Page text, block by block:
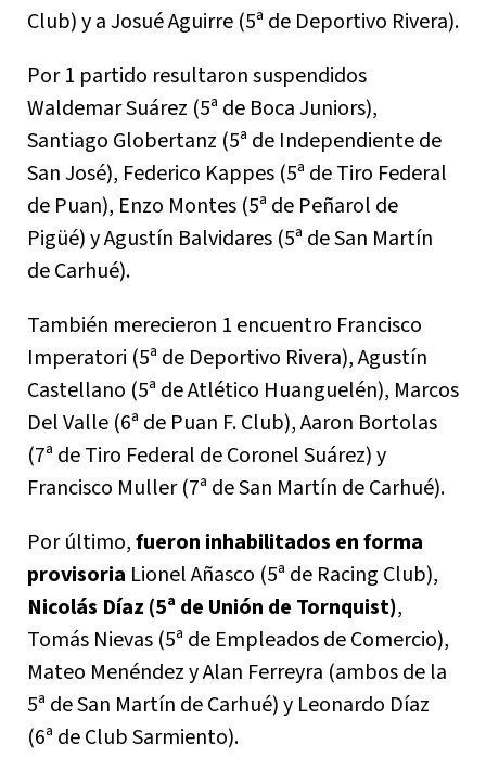
Club) y a Josué Aguirre (5ª de Deportivo Rivera).
Por 1 partido resultaron suspendidos
Waldemar Suárez (5ª de Boca Juniors),
Santiago Globertanz (5ª de Independiente de
San José), Federico Kappes (5ª de Tiro Federal
de Puan), Enzo Montes (5ª de Peñarol de
Pigüé) y Agustín Balvidares (5ª de San Martín
de Carhué).
También merecieron 1 encuentro Francisco
Imperatori (5ª de Deportivo Rivera), Agustín
Castellano (5ª de Atlético Huanguelén), Marcos
Del Valle (6ª de Puan F. Club), Aaron Bortolas
(7ª de Tiro Federal de Coronel Suárez) y
Francisco Muller (7ª de San Martín de Carhué).
Por último,fueron inhabilitados en forma
provisoria Lionel Añasco (5ª de Racing Club),
Nicolás Díaz (5ª de Unión de Tornquist),
Tomás Nievas (5ª de Empleados de Comercio),
Mateo Menéndez y Alan Ferreyra (ambos de la
5ª de San Martín de Carhué) y Leonardo Díaz
(6ª de Club Sarmiento).